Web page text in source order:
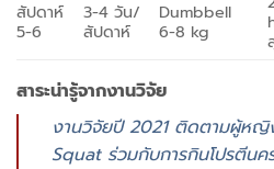
สัปดาห์
5-6
3-4 วัน/
สัปดาห์
Dumbbell
6-8 kg
สาระน่ารู้จากงานวิจัย
งานวิจัยปี 2021 ติดตามผู้ห
Squat ร่วมกับการกินโปรตีน